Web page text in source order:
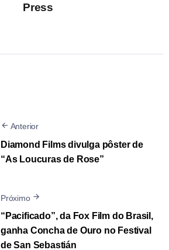
Press
Anterior
Diamond Films divulga pôster de
“As Loucuras de Rose”
Próximo
“Pacificado”, da Fox Film do Brasil,
ganha Concha de Ouro no Festival
de San Sebastián